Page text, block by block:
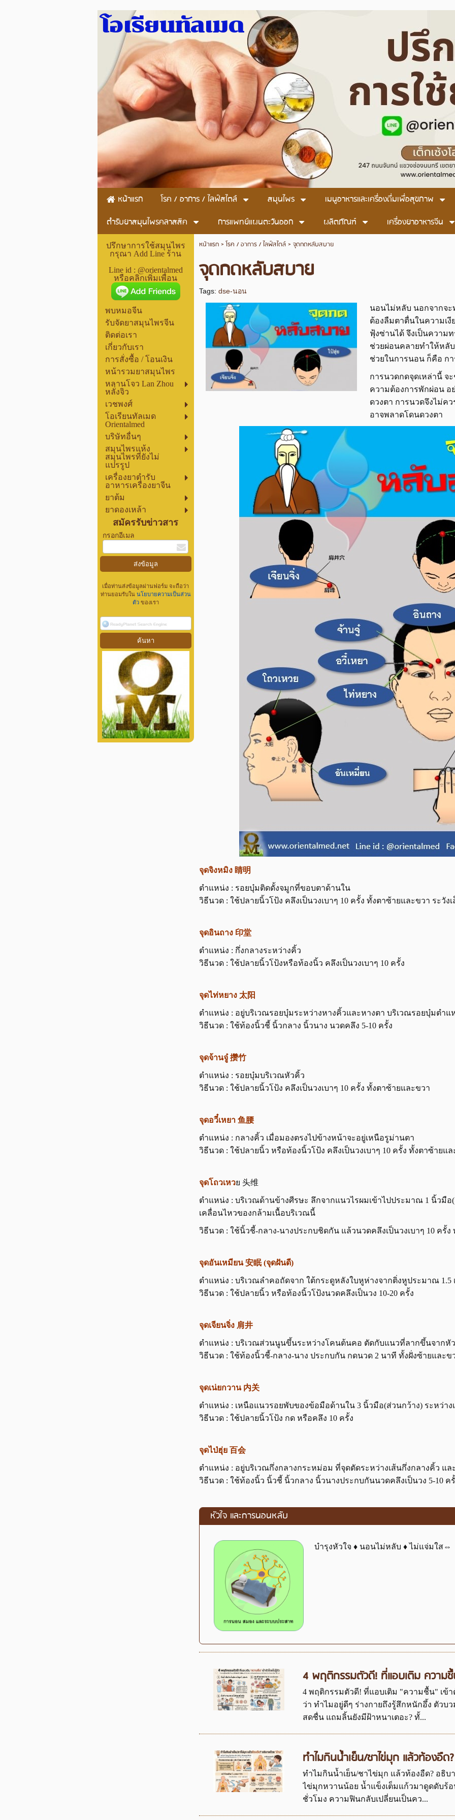
โอเรียนทัลเมด
หน้าแรก โรค / อาการ / ไลฟ์สไตล์ สมุนไพร เมนูอาหารและเครื่องดื่มเพื่อสุขภาพ
ตำรับยาสมุนไพรคลาสสิค
การแพทย์แผนตะวันออก ผลิตภัณฑ์ เครื่องยาอาหารจีน
ปรึกษาการใช้สมุนไพร
กรุณา Add Line ร้าน
Line id : @orientalmed
หรือคลิกเพิ่มเพื่อน
พบหมอจีน
รับจัดยาสมุนไพรจีน
ติดต่อเรา
เกี่ยวกับเรา
การสั่งซื้อ / โอนเงิน
หน้ารวมยาสมุนไพร
หลานโจว Lan Zhou
หลั่งจิว
เวชพงศ์
โอเรียนทัลเมด
Orientalmed
บริษัทอื่นๆ
สมุนไพรแห้ง
สมุนไพรที่ยังไม่
แปรรูป
เครื่องยาตำรับ
อาหารเครื่องยาจีน
ยาต้ม
ยาดองเหล้า
สมัครรับข่าวสาร
กรอกอีเมล
เมื่อท่านส่งข้อมูลผ่านฟอร์ม จะถือว่า
ท่านยอมรับในนโยบายความเป็นส่วน
ตัว ของเรา
หน้าแรก>โรค / อาการ / ไลฟ์สไตล์> จุดกดหลับสบาย
จุดกดหลับสบาย
Tags:dse-นอน
นอนไม่หลับ นอกจากจะ
ต้องลืมตาตื่นในความเงี
ฟุ้งซ่านได้ จึงเป็นความ
ช่วยผ่อนคลายทำให้หลั
ช่วยในการนอน ก็คือ ก
การนวดกดจุดเหล่านี้ จ
ความต้องการพักผ่อน อ
ดวงตา การนวดจึงไม่คว
อาจพลาดโดนดวงตา
จุดจิงหมิง 睛明
ตำแหน่ง : รอยบุ๋มติดดั้งจมูกที่ขอบตาด้านใน
วิธีนวด : ใช้ปลายนิ้วโป้ง คลึงเป็นวงเบาๆ 10 ครั้ง ทั้งตาซ้ายและขวา ระวัง
จุดอินถาง 印堂
ตำแหน่ง : กึ่งกลางระหว่างคิ้ว
วิธีนวด : ใช้ปลายนิ้วโป้งหรือท้องนิ้ว คลึงเป็นวงเบาๆ 10 ครั้ง
จุดไท่หยาง 太阳
ตำแหน่ง : อยู่บริเวณรอยบุ๋มระหว่างหางคิ้วและหางตา บริเวณรอยบุ๋มตำแ
วิธีนวด : ใช้ท้องนิ้วชี้ นิ้วกลาง นิ้วนาง นวดคลึง 5-10 ครั้ง
จุดจ้านจู๋ 攒竹
ตำแหน่ง : รอยบุ๋มบริเวณหัวคิ้ว
วิธีนวด : ใช้ปลายนิ้วโป้ง คลึงเป็นวงเบาๆ 10 ครั้ง ทั้งตาซ้ายและขวา
จุดอวี๋เหยา 鱼腰
ตำแหน่ง : กลางคิ้ว เมื่อมองตรงไปข้างหน้าจะอยู่เหนือรูม่านตา
วิธีนวด : ใช้ปลายนิ้ว หรือท้องนิ้วโป้ง คลึงเป็นวงเบาๆ 10 ครั้ง ทั้งตาซ้ายแล
จุดโถวเหวย 头维
ตำแหน่ง : บริเวณด้านข้างศีรษะ ลึกจากแนวไรผมเข้าไปประมาณ 1 นิ้วมือ
เคลื่อนไหวของกล้ามเนื้อบริเวณนี้
วิธีนวด : ใช้นิ้วชี้-กลาง-นางประกบชิดกัน แล้วนวดคลึงเป็นวงเบาๆ 10 ครั้
จุดอันเหมียน 安眠 (จุดฝันดี)
ตำแหน่ง : บริเวณลำคอถัดจาก ใต้กระดูหลังใบหูห่างจากติ่งหูประมาณ 1.5
วิธีนวด : ใช้ปลายนิ้ว หรือท้องนิ้วโป้งนวดคลึงเป็นวง 10-20 ครั้ง
จุดเจียนจิ่ง 肩井
ตำแหน่ง : บริเวณส่วนนูนขึ้นระหว่างโคนต้นคอ ตัดกับแนวที่ลากขึ้นจากหั
วิธีนวด : ใช้ท้องนิ้วชี้-กลาง-นาง ประกบกัน กดนวด 2 นาที ทั้งฝั่งซ้ายและข
จุดเน่ยกวาน 内关
ตำแหน่ง : เหนือแนวรอยพับของข้อมือด้านใน 3 นิ้วมือ(ส่วนกว้าง) ระหว่าง
วิธีนวด : ใช้ปลายนิ้วโป้ง กด หรือคลึง 10 ครั้ง
จุดไป่ฮุ่ย 百会
ตำแหน่ง : อยู่บริเวณกึ่งกลางกระหม่อม ที่จุดตัดระหว่างเส้นกึ่งกลางคิ้ว แล
วิธีนวด : ใช้ท้องนิ้ว นิ้วชี้ นิ้วกลาง นิ้วนางประกบกันนวดคลึงเป็นวง 5-10 ค
หัวใจ และการนอนหลับ
บำรุงหัวใจ ♦ นอนไม่หลับ ♦ ไม่แจ่มใส⇔
4 พฤติกรรมตัวดี! ที่แอบเติม ความชื้
4 พฤติกรรมตัวดี! ที่แอบเติม "ความชื้น" เข้า
ว่า ทำไมอยู่ดีๆ ร่างกายถึงรู้สึกหนักอึ้ง ตัวบ
สดชื่น แถมลิ้นยังมีฝ้าหนาเตอะ? ทั้...
ทำไมกินน้ำเย็น/ชาไข่มุก แล้วท้องอื
ทำไมกินน้ำเย็น/ชาไข่มุก แล้วท้องอืด? อธิบ
ไข่มุกหวานน้อย น้ำแข็งเต็มแก้วมาดูดดับร้
ชั่วโมง ความฟินกลับเปลี่ยนเป็นคว...